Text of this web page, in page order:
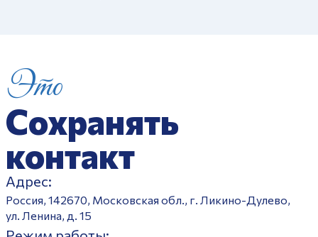
Это
Сохранять
контакт
Адрес:
Россия, 142670, Московская обл., г. Ликино-Дулево,
ул. Ленина, д. 15